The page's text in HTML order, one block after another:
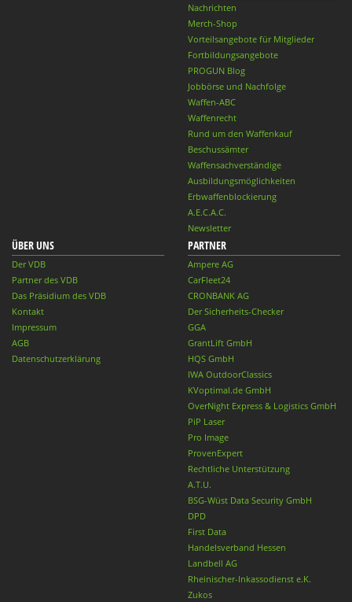
Nachrichten
Merch-Shop
Vorteilsangebote für Mitglieder
Fortbildungsangebote
PROGUN Blog
Jobbörse und Nachfolge
Waffen-ABC
Waffenrecht
Rund um den Waffenkauf
Beschussämter
Waffensachverständige
Ausbildungsmöglichkeiten
Erbwaffenblockierung
A.E.C.A.C.
Newsletter
ÜBER UNS
Der VDB
Partner des VDB
Das Präsidium des VDB
Kontakt
Impressum
AGB
Datenschutzerklärung
PARTNER
Ampere AG
CarFleet24
CRONBANK AG
Der Sicherheits-Checker
GGA
GrantLift GmbH
HQS GmbH
IWA OutdoorClassics
KVoptimal.de GmbH
OverNight Express & Logistics GmbH
PiP Laser
Pro Image
ProvenExpert
Rechtliche Unterstützung
A.T.U.
BSG-Wüst Data Security GmbH
DPD
First Data
Handelsverband Hessen
Landbell AG
Rheinischer-Inkassodienst e.K.
Zukos